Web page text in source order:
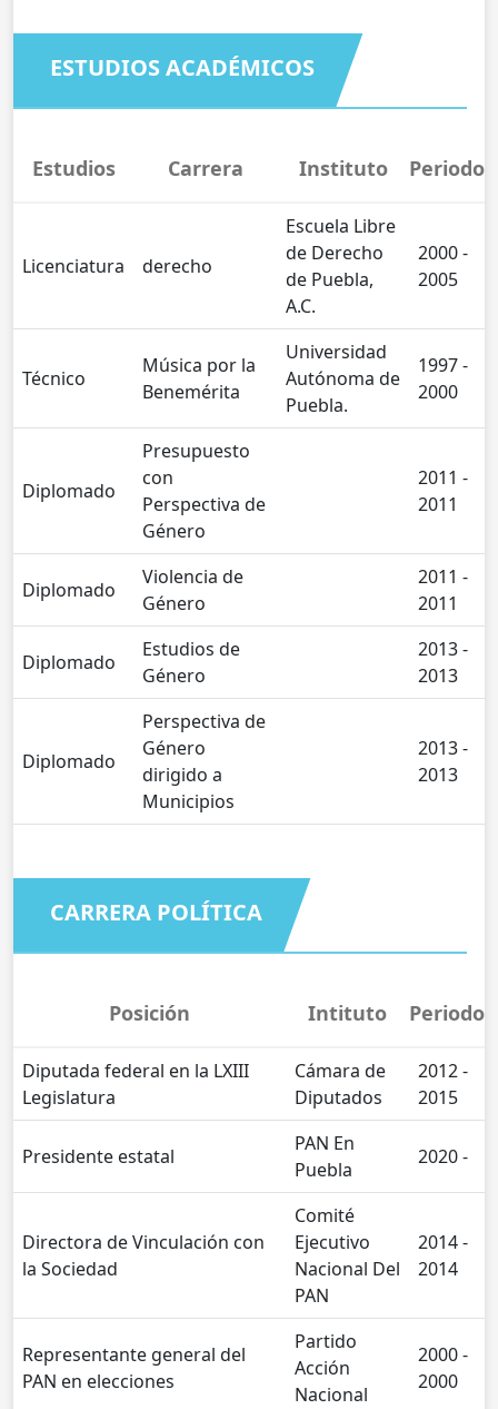
ESTUDIOS ACADÉMICOS
Estudios Carrera Instituto Periodo
Licenciatura derecho
Escuela Libre
de Derecho
de Puebla,
A.C.
2000 -
2005
Técnico
Música por la
Benemérita
Universidad
Autónoma de
Puebla.
1997 -
2000
Diplomado
Presupuesto
con
Perspectiva de
Género
2011 -
2011
Diplomado
Violencia de
Género
2011 -
2011
Diplomado
Estudios de
Género
2013 -
2013
Diplomado
Perspectiva de
Género
dirigido a
Municipios
2013 -
2013
CARRERA POLÍTICA
Posición Intituto Periodo
Diputada federal en la LXIII
Legislatura
Cámara de
Diputados
2012 -
2015
Presidente estatal
PAN En
Puebla
2020 -
Directora de Vinculación con
la Sociedad
Comité
Ejecutivo
Nacional Del
PAN
2014 -
2014
Representante general del
PAN en elecciones
Partido
Acción
Nacional
2000 -
2000